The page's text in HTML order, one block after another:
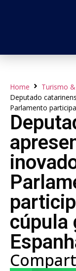
Home
Turismo
Deputado
Parlamento
cúpula